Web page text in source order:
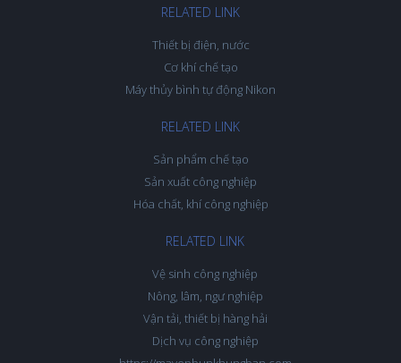
RELATED LINK
Thiết bị điện, nước
Cơ khí chế tạo
Máy thủy bình tự động Nikon
RELATED LINK
Sản phẩm chế tạo
Sản xuất công nghiệp
Hóa chất, khí công nghiệp
RELATED LINK
Vệ sinh công nghiệp
Nông, lâm, ngư nghiệp
Vận tải, thiết bị hàng hải
Dịch vụ công nghiệp